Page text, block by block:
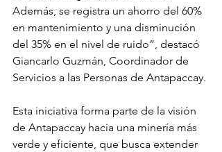
Además, se registra un ahorro del 60%
en mantenimiento y una disminución
del 35% en el nivel de ruido”, destacó
Giancarlo Guzmán, Coordinador de
Servicios a las Personas de Antapaccay.
Esta iniciativa forma parte de la visión
de Antapaccay hacia una minería más
verde y eficiente, que busca extender